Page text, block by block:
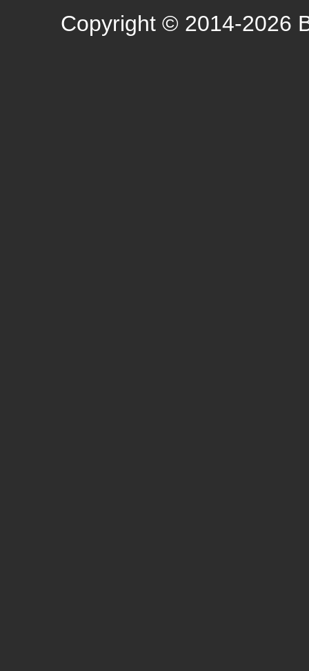
Copyright © 2014-2026